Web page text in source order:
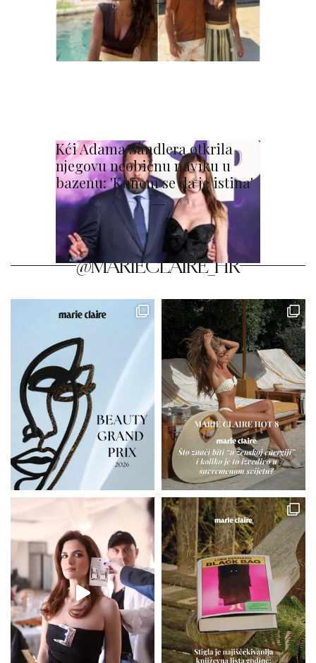
Kći Adama Sandlera otkrila
njegovu neobičnu naviku u
bazenu: 'Kunem se da je istina'
@MARIECLAIRE_HR